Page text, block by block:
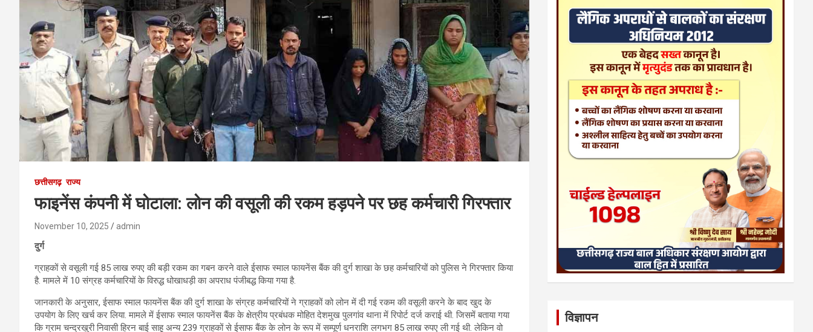
छत्तीसगढ़ राज्य
फाइनेंस कंपनी में घोटाला: लोन की वसूली की रकम हड़पने पर छह कर्मचारी गिरफ्तार
November 10, 2025 admin
दुर्ग
ग्राहकों से वसूली गई 85 लाख रुपए की बड़ी रकम का गबन करने वाले ईसाफ स्माल फायनेंस बैंक की दुर्ग शाखा के छह कर्मचारियों को पुलिस ने गिरफ्तार किया
है. मामले में 10 संग्रह कर्मचारियों के विरुद्ध धोखाधड़ी का अपराध पंजीबद्ध किया गया है.
जानकारी के अनुसार, ईसाफ स्माल फायनेंस बैंक की दुर्ग शाखा के संग्रह कर्मचारियों ने ग्राहकों को लोन में दी गई रकम की वसूली करने के बाद खुद के
उपयोग के लिए खर्च कर लिया. मामले में ईसाफ स्माल फायनेंस बैंक के क्षेत्रीय प्रबंधक मोहित देशमुख पुलगांव थाना में रिपोर्ट दर्ज कराई थी. जिसमें बताया गया
कि ग्राम चन्द्रखुरी निवासी हिरन बाई साहू अन्य 239 ग्राहकों से ईसाफ बैंक के लोन के रूप में सम्पूर्ण धनराशि लगभग 85 लाख रुपए ली गई थी. लेकिन वो
विज्ञापन